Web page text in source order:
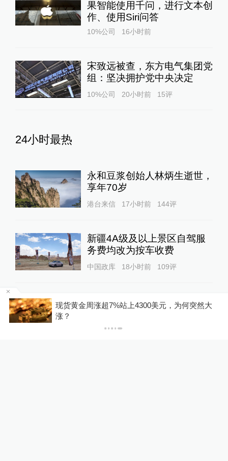
果智能使用千问，进行文本创
作、使用Siri问答
10%公司 16小时前
宋致远被查，东方电气集团党
组：坚决拥护党中央决定
10%公司 20小时前 15评
24小时最热
永和豆浆创始人林炳生逝世，
享年70岁
港台来信 17小时前 144评
新疆4A级及以上景区自驾服
务费均改为按车收费
中国政库 18小时前 109评
“青海和兰州在抢一碗面？”青
海媒体：这种说法，格局小了
中国政库 15小时前
现货黄金周涨超7%站上4300美元，为何突然大
涨？